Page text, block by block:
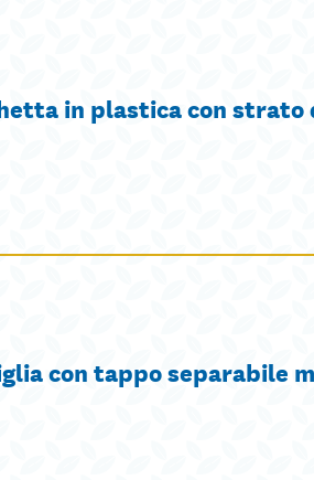
in plastica con strato
con tappo separabile